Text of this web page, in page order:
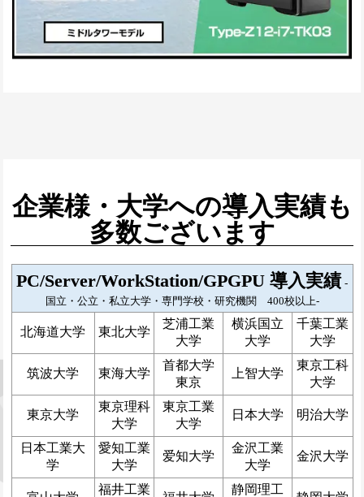
企業様・大学への導入実績も
多数ございます
PC/Server/WorkStation/GPGPU 導入実績 -
国立・公立・私立大学・専門学校・研究機関 400校以上-
北海道大学 東北大学
芝浦工業
大学
横浜国立
大学
千葉工業
大学
筑波大学 東海大学
首都大学
東京
上智大学
東京工科
大学
東京大学
東京理科
大学
東京工業
大学
日本大学 明治大学
日本工業大
学
愛知工業
大学
爱知大学
金沢工業
大学
金沢大学
福井工業
静岡理工